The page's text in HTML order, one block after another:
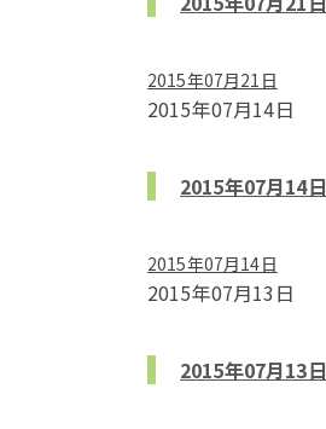
2015年07月21日
2015年07月14日
2015年07月14日
2015年07月14日
2015年07月13日
2015年07月13日